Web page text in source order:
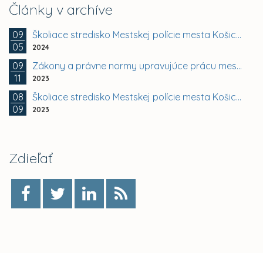
Články v archíve
09
05
Školiace stredisko Mestskej polície mesta Košice.
2024
09
11
Zákony a právne normy upravujúce prácu mestskej...
2023
08
09
Školiace stredisko Mestskej polície mesta Košice.
2023
Zdieľať